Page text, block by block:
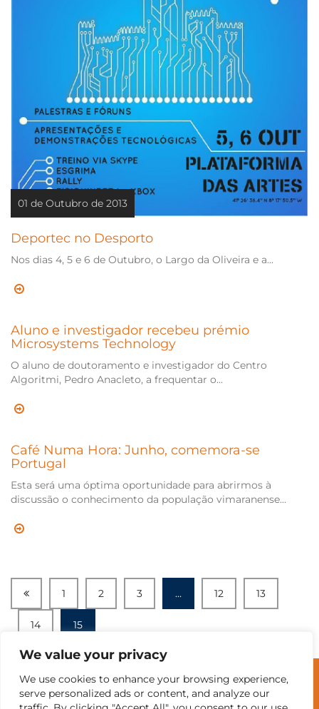
We value your privacy
We use cookies to enhance your browsing experience,
serve personalized ads or content, and analyze our
01 de Outubro de 2013
Deportec no Desporto
Nos dias 4, 5 e 6 de Outubro, o Largo da Oliveira e a...
Aluno e investigador recebeu prémio
Microsystems Technology
O aluno de doutoramento e investigador do Centro
Algoritmi, Pedro Anacleto, a frequentar o...
Café Numa Hora: Junho, comemora-se
Portugal
Esta será uma óptima oportunidade para abrirmos à
discussão o conhecimento da população vimaranense...
1 2 3 … 12 13
14 15
© Universidade do Minho